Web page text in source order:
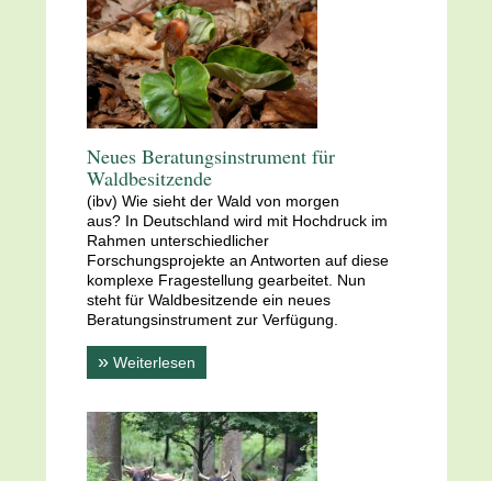
Neues Beratungsinstrument für
Waldbesitzende
(ibv) Wie sieht der Wald von morgen
aus? In Deutschland wird mit Hochdruck im
Rahmen unterschiedlicher
Forschungsprojekte an Antworten auf diese
komplexe Fragestellung gearbeitet. Nun
steht für Waldbesitzende ein neues
Beratungsinstrument zur Verfügung.
» Weiterlesen